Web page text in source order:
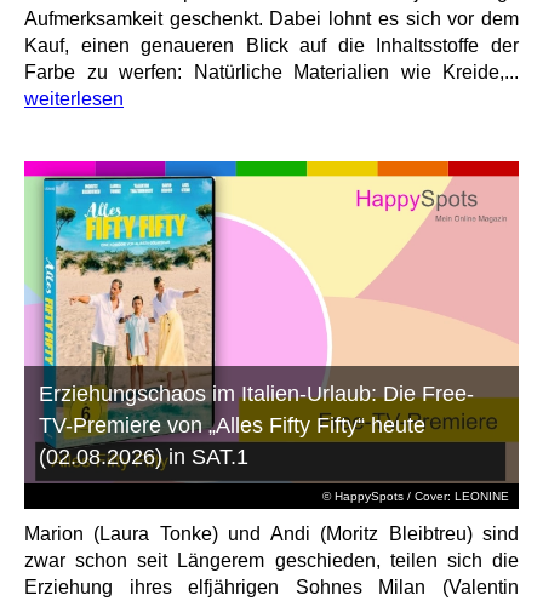
Aufmerksamkeit geschenkt. Dabei lohnt es sich vor dem
Kauf, einen genaueren Blick auf die Inhaltsstoffe der
Farbe zu werfen: Natürliche Materialien wie Kreide,...
weiterlesen
© HappySpots / Cover: LEONINE
Erziehungschaos im Italien-Urlaub: Die Free-
TV-Premiere von „Alles Fifty Fifty“ heute
(02.08.2026) in SAT.1
Marion (Laura Tonke) und Andi (Moritz Bleibtreu) sind
zwar schon seit Längerem geschieden, teilen sich die
Erziehung ihres elfjährigen Sohnes Milan (Valentin